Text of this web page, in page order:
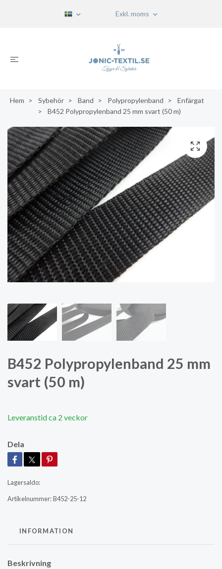
Exkl. moms
Hem Sybehör Band Polypropylenband
Enfärgat
B452 Polypropylenband 25 mm svart (50 m)
B452 Polypropylenband 25 mm
svart (50 m)
Leveranstid ca 2 veckor
Dela
Lagersaldo:
Artikelnummer:B452-25-12
INFORMATION
Beskrivning